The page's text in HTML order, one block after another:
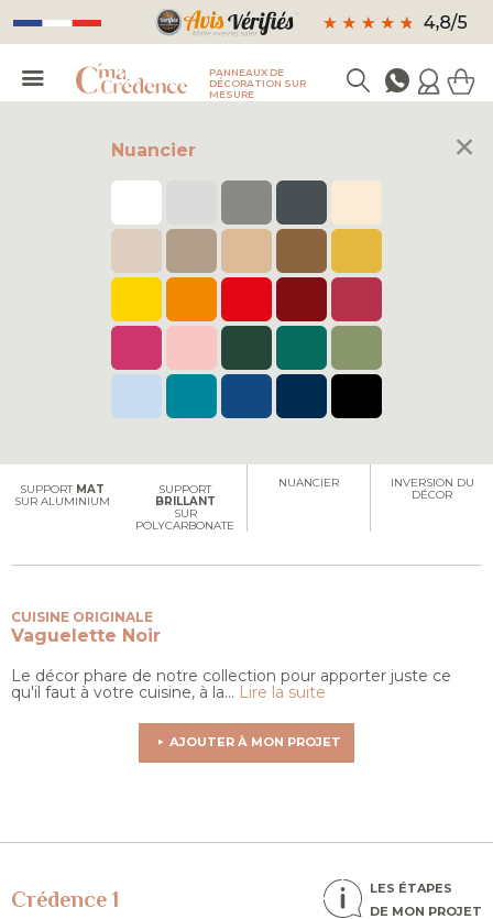
PANNEAUX DE
DÉCORATION SUR
MESURE
Nuancier ×
FORMAT
FORMAT FRISE
SUPPORT MAT
SUR ALUMINIUM
SUPPORT
BRILLANT
SUR
POLYCARBONATE
NUANCIER
INVERSION DU
DÉCOR
CUISINE ORIGINALE
Vaguelette Noir
Le décor phare de notre collection pour apporter juste ce
qu'il faut à votre cuisine, à la... Lire la suite
AJOUTER À MON PROJET
Crédence 1
LES ÉTAPES
DE MON PROJET